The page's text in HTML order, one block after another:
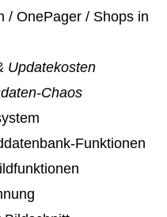
/ OnePager / Shops in
Updatekosten
Chaos
Funktionen